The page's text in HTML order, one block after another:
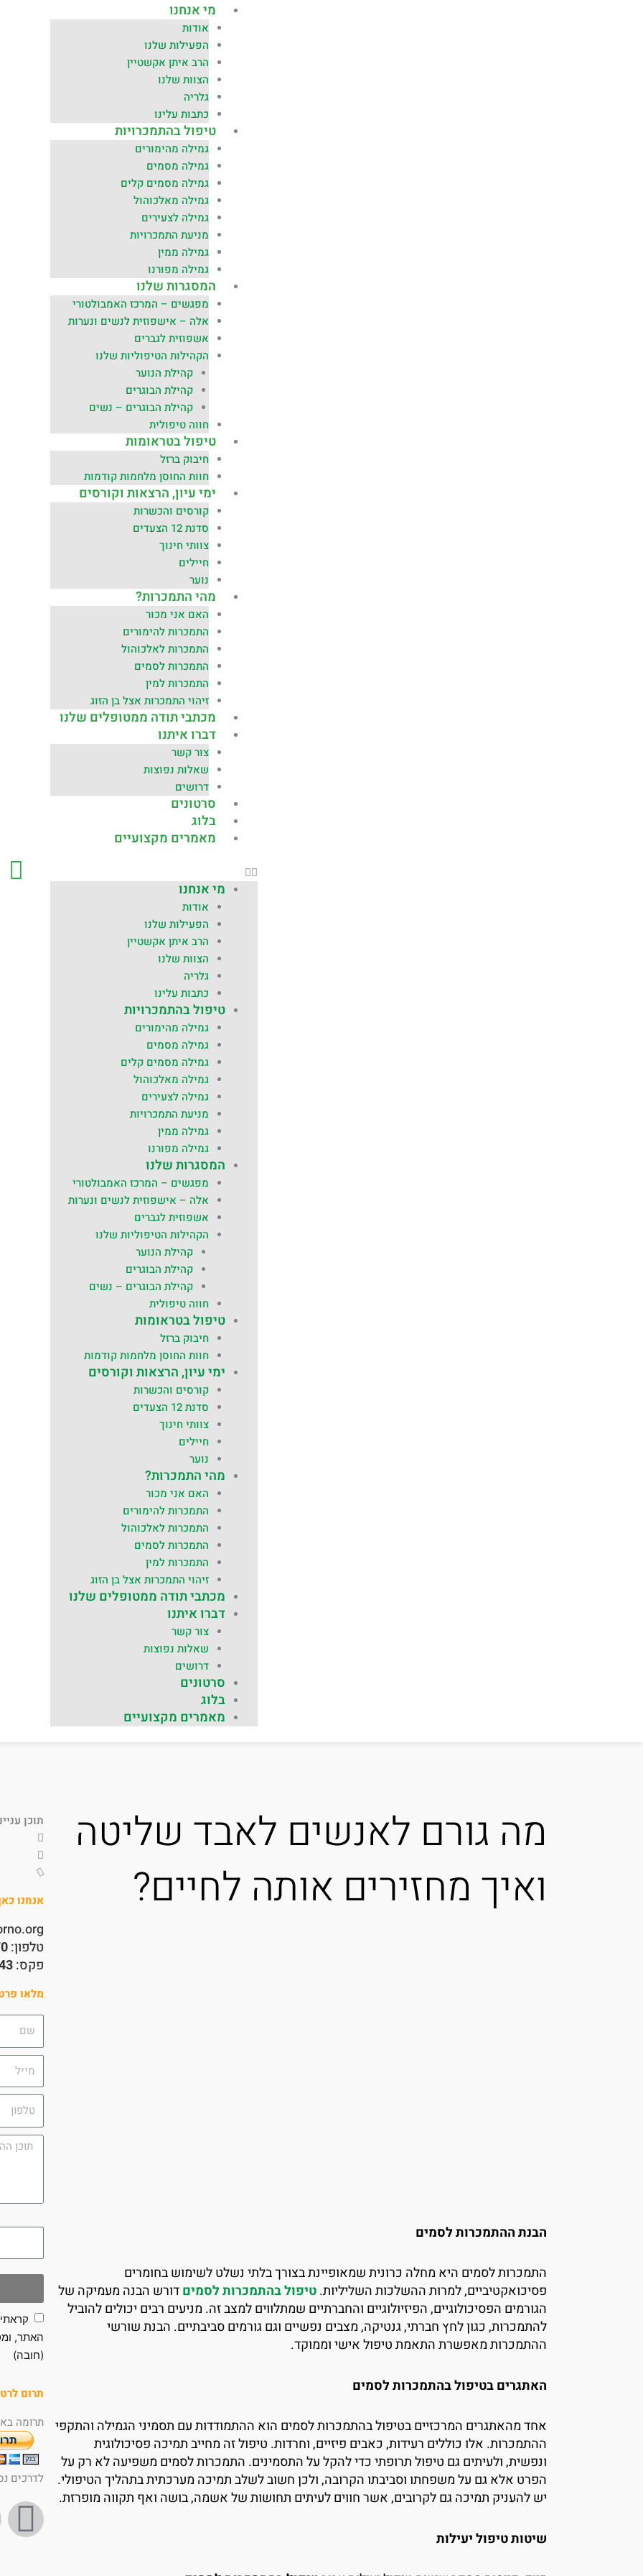
מי אנחנו
אודות
הפעילות שלנו
הרב איתן אקשטיין
הצוות שלנו
גלריה
כתבות עלינו
טיפול בהתמכרויות
גמילה מהימורים
גמילה מסמים
גמילה מסמים קלים
גמילה מאלכוהול
גמילה לצעירים
מניעת התמכרויות
גמילה ממין
גמילה מפורנו
המסגרות שלנו
מפגשים – המרכז האמבולטורי
אלה – אישפוזית לנשים ונערות
אשפוזית לגברים
הקהילות הטיפוליות שלנו
קהילת הנוער
קהילת הבוגרים
קהילת הבוגרים – נשים
חווה טיפולית
טיפול בטראומות
חיבוק ברזל
חוות החוסן מלחמות קודמות
ימי עיון, הרצאות וקורסים
קורסים והכשרות
סדנת 12 הצעדים
צוותי חינוך
חיילים
נוער
מהי התמכרות?
האם אני מכור
התמכרות להימורים
התמכרות לאלכוהול
התמכרות לסמים
התמכרות למין
זיהוי התמכרות אצל בן הזוג
מכתבי תודה ממטופלים שלנו
דברו איתנו
צור קשר
שאלות נפוצות
דרושים
סרטונים
בלוג
מאמרים מקצועיים
מי אנחנו
אודות
הפעילות שלנו
הרב איתן אקשטיין
הצוות שלנו
גלריה
כתבות עלינו
טיפול בהתמכרויות
גמילה מהימורים
גמילה מסמים
גמילה מסמים קלים
גמילה מאלכוהול
גמילה לצעירים
מניעת התמכרויות
גמילה ממין
גמילה מפורנו
המסגרות שלנו
מפגשים – המרכז האמבולטורי
אלה – אישפוזית לנשים ונערות
אשפוזית לגברים
הקהילות הטיפוליות שלנו
קהילת הנוער
קהילת הבוגרים
קהילת הבוגרים – נשים
חווה טיפולית
טיפול בטראומות
חיבוק ברזל
חוות החוסן מלחמות קודמות
ימי עיון, הרצאות וקורסים
קורסים והכשרות
סדנת 12 הצעדים
צוותי חינוך
חיילים
נוער
מהי התמכרות?
האם אני מכור
התמכרות להימורים
התמכרות לאלכוהול
התמכרות לסמים
התמכרות למין
זיהוי התמכרות אצל בן הזוג
מכתבי תודה ממטופלים שלנו
דברו איתנו
צור קשר
שאלות נפוצות
דרושים
סרטונים
בלוג
מאמרים מקצועיים
מה גורם לאנשים לאבד שליטה
ואיך מחזירים אותה לחיים?
הבנת ההתמכרות לסמים
התמכרות לסמים היא מחלה כרונית שמאופיינת בצורך בלתי נשלט לשימוש בחומרים
פסיכואקטיביים, למרות ההשלכות השליליות.טיפול בהתמכרות לסמיםדורש הבנה מעמיקה של
הגורמים הפסיכולוגיים, הפיזיולוגיים והחברתיים שמתלווים למצב זה. מניעים רבים יכולים להוביל
להתמכרות, כגון לחץ חברתי, גנטיקה, מצבים נפשיים וגם גורמים סביבתיים. הבנת שורשי
ההתמכרות מאפשרת התאמת טיפול אישי וממוקד.
האתגרים בטיפול בהתמכרות לסמים
אחד מהאתגרים המרכזיים בטיפול בהתמכרות לסמים הוא ההתמודדות עם תסמיני הגמילה והתקפי
ההתמכרות. אלו כוללים רעידות, כאבים פיזיים, וחרדות. טיפול זה מחייב תמיכה פסיכולוגית
ונפשית, ולעיתים גם טיפול תרופתי כדי להקל על התסמינים. התמכרות לסמים משפיעה לא רק על
הפרט אלא גם על משפחתו וסביבתו הקרובה, ולכן חשוב לשלב תמיכה מערכתית בתהליך הטיפולי.
יש להעניק תמיכה גם לקרובים, אשר חווים לעיתים תחושות של אשמה, בושה ואף תקווה מופרזת.
שיטות טיפול יעילות
תוכן
אנחנו
טלפון:
פקס:
מלאו
טלפון
תוכן
האתר,
(חובה)
תרום
תרומה
לדרכים
F